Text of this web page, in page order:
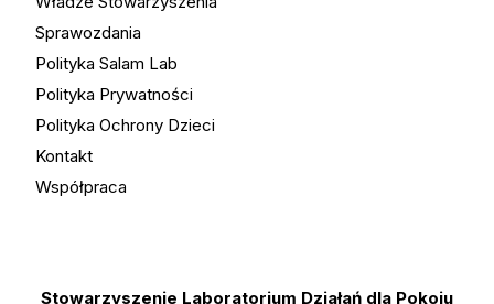
WOLNY
Sprawozdania
Polityka Salam Lab
Polityka Prywatności
Polityka Ochrony Dzieci
Kontakt
Współpraca
Stowarzyszenie Laboratorium Działań dla Pokoju